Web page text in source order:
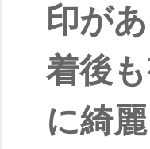
印が
着後
に綺